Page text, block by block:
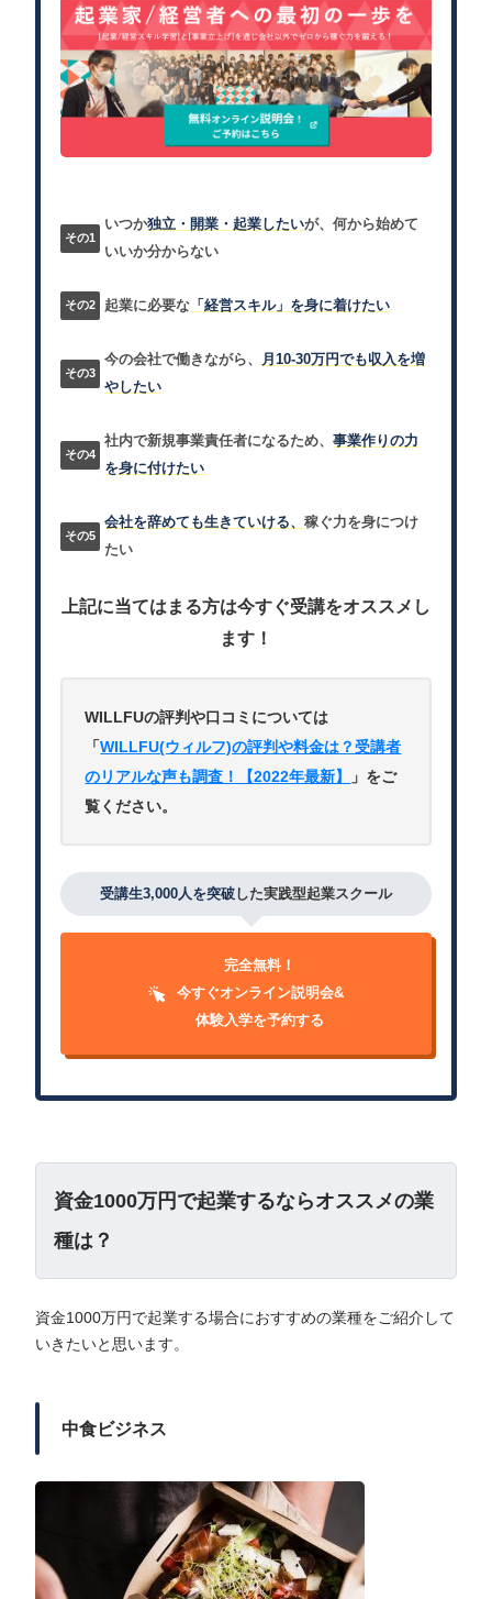
いつか独立・開業・起業したいが、何から始めて
いいか分からない
起業に必要な 「経営スキル」を身に着けたい
今の会社で働きながら、
月10-30万円でも収入を増
やしたい
社内で新規事業責任者になるため、事業作りの力
を身に付けたい
会社を辞めても生きていける、稼ぐ力を身につけ
たい
上記に当てはまる方は今すぐ受講をオススメし
ます！
WILLFUの評判や口コミについては
「WILLFU(ウィルフ)の評判や料金は？受講者
のリアルな声も調査！【2022年最新】
」をご
覧ください。
受講生3,000人を突破 した実践型起業スクール
完全無料！
今すぐオンライン説明会&
体験入学を予約する
資金1000万円で起業するならオススメの業
種は？
資金1000万円で起業する場合におすすめの業種をご紹介して
いきたいと思います。
中食ビジネス